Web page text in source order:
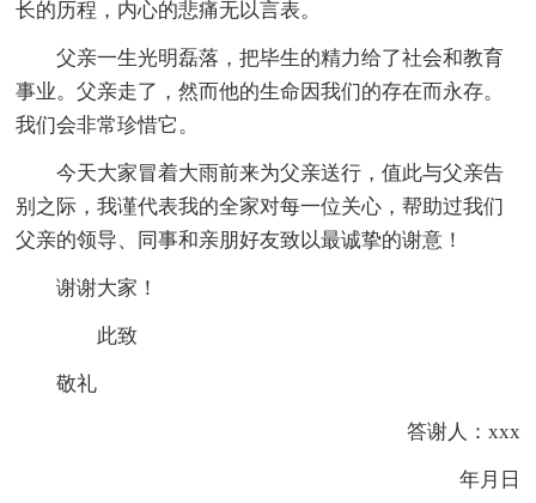
长的历程，内心的悲痛无以言表。
父亲一生光明磊落，把毕生的精力给了社会和教育
事业。父亲走了，然而他的生命因我们的存在而永存。
我们会非常珍惜它。
今天大家冒着大雨前来为父亲送行，值此与父亲告
别之际，我谨代表我的全家对每一位关心，帮助过我们
父亲的领导、同事和亲朋好友致以最诚挚的谢意！
谢谢大家！
此致
敬礼
答谢人：xxx
年月日